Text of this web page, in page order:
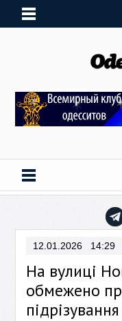
12.01.2026 14:29
На вулиці
обмежено